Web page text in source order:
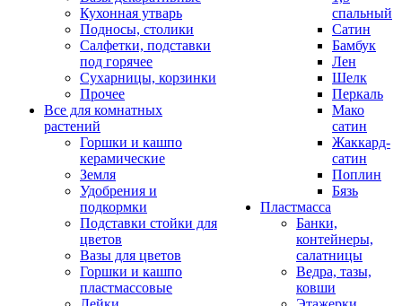
Кухонная утварь
Подносы, столики
Салфетки, подставки
под горячее
Сухарницы, корзинки
Прочее
Все для комнатных
растений
Горшки и кашпо
керамические
Земля
Удобрения и
подкормки
Подставки стойки для
цветов
Вазы для цветов
Горшки и кашпо
пластмассовые
спальный
Сатин
Бамбук
Лен
Шелк
Перкаль
Мако
сатин
Жаккард-
сатин
Поплин
Бязь
Пластмасса
Банки,
контейнеры,
салатницы
Ведра, тазы,
ковши